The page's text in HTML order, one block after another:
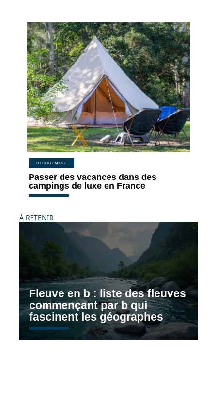
HÉBERGEMENT
Passer des vacances dans des
campings de luxe en France
À RETENIR
Fleuve en b : liste des fleuves
commençant par b qui
fascinent les géographes